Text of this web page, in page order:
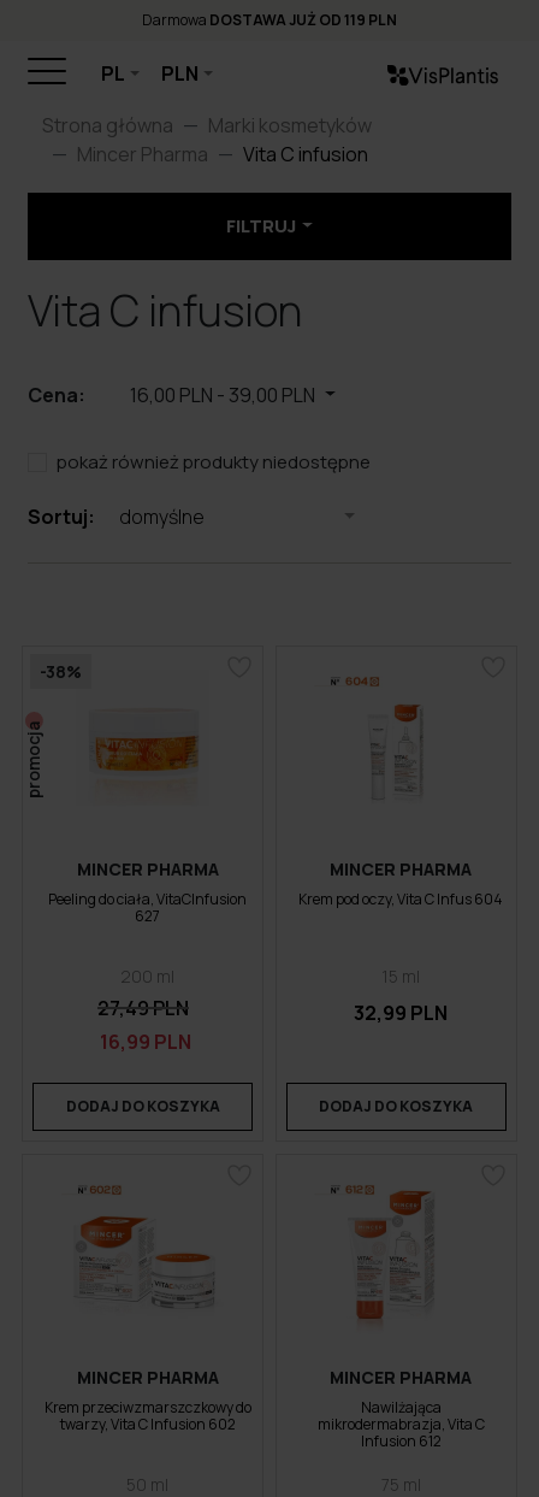
Darmowa DOSTAWA JUŻ OD 119 PLN
PL
PLN
Strona główna
Marki kosmetyków
Mincer Pharma
Vita C infusion
FILTRUJ
Vita C infusion
Cena: 16,00 PLN - 39,00 PLN
pokaż również produkty niedostępne
Sortuj: domyślne
-38%
promocja
MINCER PHARMA
Peeling do ciała, VitaCInfusion
627
200 ml
27,49 PLN
16,99 PLN
DODAJ DO KOSZYKA
MINCER PHARMA
Krem pod oczy, Vita C Infus 604
15 ml
32,99 PLN
DODAJ DO KOSZYKA
MINCER PHARMA
Krem przeciwzmarszczkowy do
twarzy, Vita C Infusion 602
50 ml
MINCER PHARMA
Nawilżająca
mikrodermabrazja, Vita C
Infusion 612
75 ml